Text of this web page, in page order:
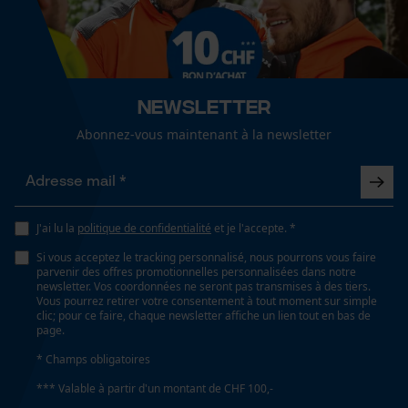
Optique/motif
couleur unie
Type de poche
sans poches
Confort
confortable
non résistant à l'eau
Newsletter
Abonnez-vous maintenant à la newsletter
J'ai lu la politique de confidentialité et je l'accepte. *
Si vous acceptez le tracking personnalisé, nous pourrons vous faire
parvenir des offres promotionnelles personnalisées dans notre
newsletter. Vos coordonnées ne seront pas transmises à des tiers.
Vous pourrez retirer votre consentement à tout moment sur simple
clic; pour ce faire, chaque newsletter affiche un lien tout en bas de
page.
* Champs obligatoires
*** Valable à partir d'un montant de CHF 100,-
Cookies de performance et de
fonctionnalité
Panier sauvegardé
Salutation personnelle
Géo-IP et détection des
utilisateurs
Vidéos YouTube
Prise de contact par chat